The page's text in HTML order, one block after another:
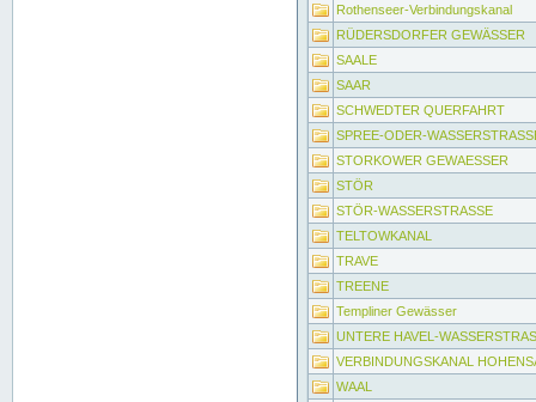
Rothenseer-Verbindungskanal
RÜDERSDORFER GEWÄSSER
SAALE
SAAR
SCHWEDTER QUERFAHRT
SPREE-ODER-
STORKOWER GEWAESSER
STÖR
STÖR-WASSERSTRASSE
TELTOWKANAL
TRAVE
TREENE
Templiner Gewässer
UNTERE HAVEL-
VERBINDUNGSKANAL
WAAL